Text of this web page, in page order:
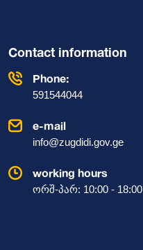
Contact information
Phone:
591544044
e-mail
info@zugdidi.gov.ge
working hours
ორშ-პარ: 10:00 - 18:00